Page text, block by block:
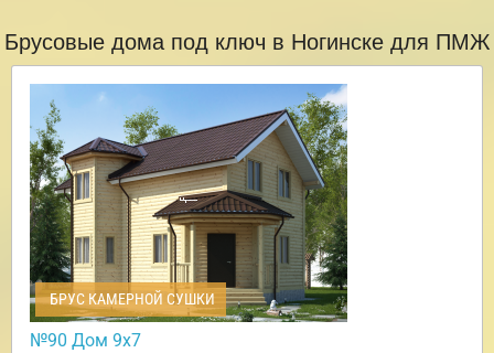
Брусовые дома под ключ в Ногинске для ПМЖ
БРУС КАМЕРНОЙ СУШКИ
№90 Дом 9х7